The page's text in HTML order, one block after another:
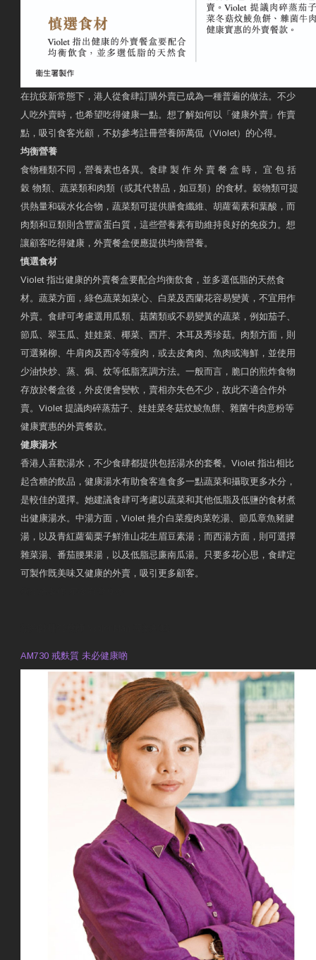
在抗疫新常態下，港人從食肆訂購外賣已成為一種普遍的做法。不少
人吃外賣時，也希望吃得健康一點。想了解如何以「健康外賣」作賣
點，吸引食客光顧，不妨參考註冊營養師萬侃（Violet）的心得。
均衡營養
食物種類不同，營養素也各異。食肆 製 作 外 賣 餐 盒 時， 宜 包 括
穀 物類、蔬菜類和肉類（或其代替品，如豆類）的食材。穀物類可提
供熱量和碳水化合物，蔬菜類可提供膳食纖維、胡蘿蔔素和葉酸，而
肉類和豆類則含豐富蛋白質，這些營養素有助維持良好的免疫力。想
讓顧客吃得健康，外賣餐盒便應提供均衡營養。
慎選食材
Violet 指出健康的外賣餐盒要配合均衡飲食，並多選低脂的天然食
材。蔬菜方面，綠色蔬菜如菜心、白菜及西蘭花容易變黃，不宜用作
外賣。食肆可考慮選用瓜類、菇菌類或不易變黃的蔬菜，例如茄子、
節瓜、翠玉瓜、娃娃菜、椰菜、西芹、木耳及秀珍菇。肉類方面，則
可選豬柳、牛肩肉及西冷等瘦肉，或去皮禽肉、魚肉或海鮮，並使用
少油快炒、蒸、焗、炆等低脂烹調方法。一般而言，脆口的煎炸食物
存放於餐盒後，外皮便會變軟，賣相亦失色不少，故此不適合作外
賣。Violet 提議肉碎蒸茄子、娃娃菜冬菇炆鯪魚餅、雜菌牛肉意粉等
健康實惠的外賣餐款。
健康湯水
香港人喜歡湯水，不少食肆都提供包括湯水的套餐。Violet 指出相比
起含糖的飲品，健康湯水有助食客進食多一點蔬菜和攝取更多水分，
是較佳的選擇。她建議食肆可考慮以蔬菜和其他低脂及低鹽的食材煮
出健康湯水。中湯方面，Violet 推介白菜瘦肉菜乾湯、節瓜章魚豬腱
湯，以及青紅蘿蔔栗子鮮淮山花生眉豆素湯；而西湯方面，則可選擇
雜菜湯、番茄腰果湯，以及低脂忌廉南瓜湯。只要多花心思，食肆定
可製作既美味又健康的外賣，吸引更多顧客。
AM730 戒麩質 未必健康啲